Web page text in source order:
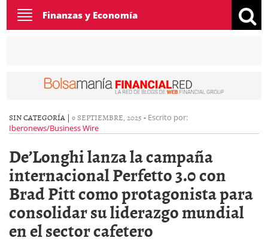
Toggle
navigation
Finanzas y Economía
SIN CATEGORÍA | 9 SEPTIEMBRE, 2025 - Escrito por:
Iberonews/Business Wire
De’Longhi lanza la campaña
internacional Perfetto 3.0 con
Brad Pitt como protagonista para
consolidar su liderazgo mundial
en el sector cafetero